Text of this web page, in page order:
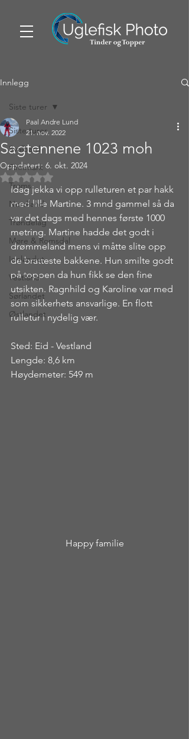
Innlegg
Siste turer
Svalbard
Finnmark
Troms
Nordland
Trøndelag
Møre & Romsdal
Innlandet
Vestland
Sørlandet
Østlandet
Siste turer
Sagtennene 1023 moh
Paal Andre Lund
21. nov. 2022
Oppdatert: 6. okt. 2024
Gitt NaN av 5 stjerner.
Idag jekka vi opp rulleturen et par hakk
med lille Martine. 3 mnd gammel så da
var det dags med hennes første 1000
metring. Martine hadde det godt i
drømmeland mens vi måtte slite opp
de bratteste bakkene. Hun smilte godt
på toppen da hun fikk se den fine
utsikten. Ragnhild og Karoline var med
som sikkerhets ansvarlige. En flott
rulletur i nydelig vær.
Sted: Eid - Vestland
Lengde: 8,6 km
Høydemeter: 549 m
Happy familie